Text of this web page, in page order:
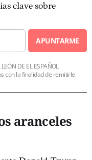
clave sobre
APUNTARME
DE EL ESPAÑOL
con la finalidad de remitirle
aranceles